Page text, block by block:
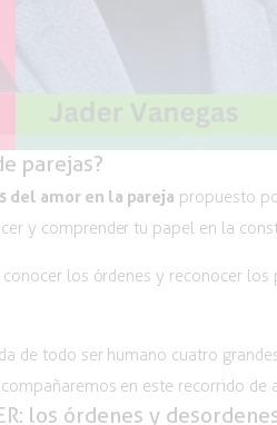
parejas?
del amor en la pareja propuesto
y comprender tu papel en la
los órdenes y reconocer
de todo ser humano cuatro
en este recorrido de
los órdenes y